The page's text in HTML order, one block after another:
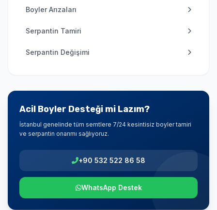
Boyler Arızaları
Serpantin Tamiri
Serpantin Değişimi
Acil Boyler Desteği mi Lazım?
İstanbul genelinde tüm semtlere 7/24 kesintisiz boyler tamiri
ve serpantin onarımı sağlıyoruz.
+90 532 522 86 58
WhatsApp Destek